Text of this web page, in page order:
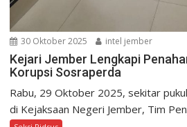
30 Oktober 2025 intel jember
Kejari Jember Lengkapi
Korupsi Sosraperda
Rabu, 29 Oktober 2025, sekitar
di Kejaksaan Negeri Jember, Tim